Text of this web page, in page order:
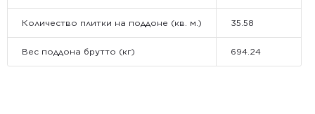
Количество плитки на поддоне (кв. м.) 35.58
Вес поддона брутто (кг) 694.24